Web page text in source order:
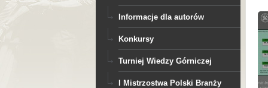
Informacje dla autorów
Konkursy
Turniej Wiedzy Górniczej
I Mistrzostwa Polski Branży